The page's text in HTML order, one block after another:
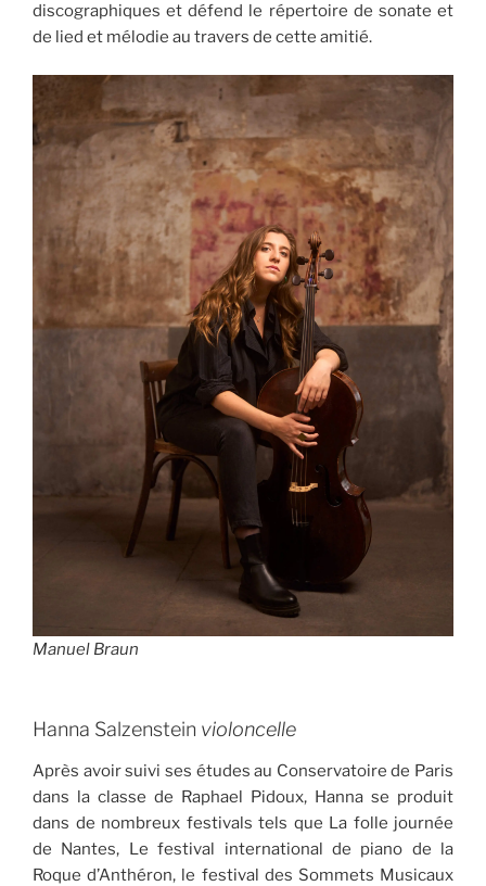
discographiques et défend le répertoire de sonate et
de lied et mélodie au travers de cette amitié.
Manuel Braun
Hanna Salzenstein violoncelle
Après avoir suivi ses études au Conservatoire de Paris
dans la classe de Raphael Pidoux, Hanna se produit
dans de nombreux festivals tels que La folle journée
de Nantes, Le festival international de piano de la
Roque d’Anthéron, le festival des Sommets Musicaux